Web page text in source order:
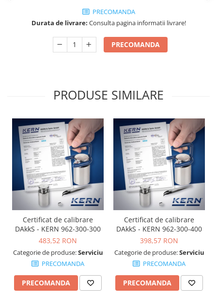
Cutii din lemn
Manipulare greutati
Set verificare minimal
Cutii din POM
Seturi de greutati
OIML E1
OIML E2
OIML F1
OIML F2
OIML M2
OIML M3
Greutati individuale
OIML E1
OIML E2
OIML F1
OIML F2
PRECOMANDA
Durata de livrare: Consulta pagina informatii livrare!
PRECOMANDA
PRODUSE SIMILARE
Certificat de calibrare
DAkkS - KERN 962-300-300
483,52 RON
Categorie de produse:Serviciu
PRECOMANDA
PRECOMANDA
Certificat de calibrare
DAkkS - KERN 962-300-400
398,57 RON
Categorie de produse:Serviciu
PRECOMANDA
PRECOMANDA